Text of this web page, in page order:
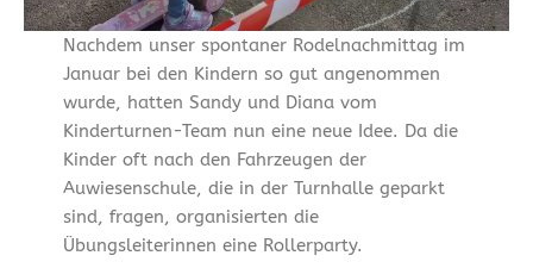
Nachdem unser spontaner Rodelnachmittag im
Januar bei den Kindern so gut angenommen
wurde, hatten Sandy und Diana vom
Kinderturnen-Team nun eine neue Idee. Da die
Kinder oft nach den Fahrzeugen der
Auwiesenschule, die in der Turnhalle geparkt
sind, fragen, organisierten die
Übungsleiterinnen eine Rollerparty.